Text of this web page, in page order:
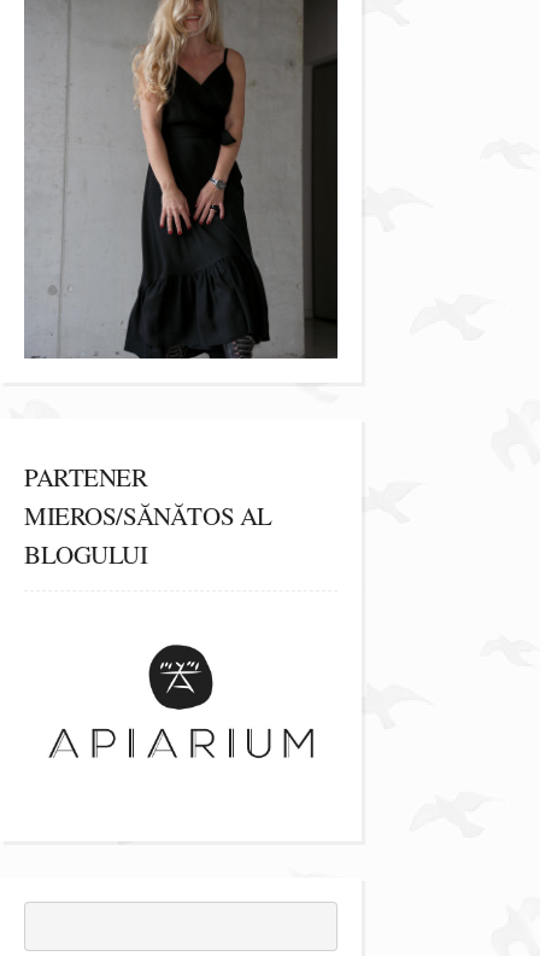
PARTENER
MIEROS/SĂNĂTOS AL
BLOGULUI